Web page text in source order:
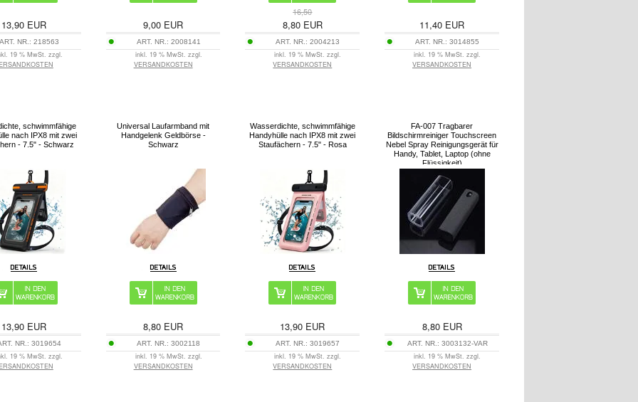
13,90EUR
ART. NR.: 218563
19 % MwSt. zzgl.
9,00 EUR
ART. NR.: 2008141
inkl. 19 % MwSt. zzgl.
VERSANDKOSTEN
16,50
8,80EUR
ART. NR.:2004213
inkl. 19 % MwSt. zzgl.
VERSANDKOSTEN
11,40 EUR
ART. NR.:3014855
inkl. 19 % MwSt. zzgl.
VERSANDKOSTEN
schwimmfähige
nach IPX8 mit zwei
- 7.5" - Schwarz
13,90EUR
NR.: 3019654
19 % MwSt. zzgl.
Universal Laufarmband mit
Handgelenk Geldbörse -
Schwarz
8,80 EUR
ART. NR.:3002118
inkl. 19 % MwSt. zzgl.
VERSANDKOSTEN
Wasserdichte, schwimmfähige
Handyhülle nach IPX8 mit zwei
Staufächern - 7.5" - Rosa
13,90 EUR
ART. NR.:3019657
inkl. 19 % MwSt. zzgl.
VERSANDKOSTEN
FA-007 Tragbarer
Bildschirmreiniger Touchscreen
Nebel Spray Reinigungsgerät für
Handy, Tablet, Laptop (ohne
Flüssigkeit)
8,80EUR
ART. NR.: 3003132-VAR
inkl. 19 % MwSt. zzgl.
VERSANDKOSTEN